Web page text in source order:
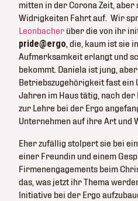
mitten in der Corona Zeit,
Widrigkeiten Fahrt auf. Wir
Leonbacher über die von ihr
pride@ergo, die, kaum ist sie
Aufmerksamkeit erlangt und
bekommt. Daniela ist jung,
Betriebszugehörigkeit fast ein
Jahren im Haus tätig, nach der
zur Lehre bei der Ergo
Unternehmen auf ihre Art und
Eher zufällig stolpert sie bei
einer Freundin und einem
Firmenengagements beim
das, was jetzt ihr Thema
Initiative bei der Ergo